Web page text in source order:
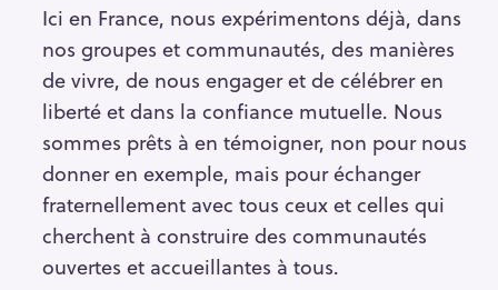
Ici en France, nous expérimentons déjà, dans
nos groupes et communautés, des manières
de vivre, de nous engager et de célébrer en
liberté et dans la confiance mutuelle. Nous
sommes prêts à en témoigner, non pour nous
donner en exemple, mais pour échanger
fraternellement avec tous ceux et celles qui
cherchent à construire des communautés
ouvertes et accueillantes à tous.